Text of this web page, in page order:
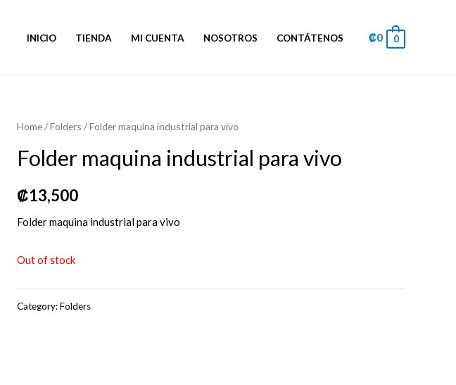
INICIO TIENDA MI CUENTA NOSOTROS CONTÁTENOS ₡0 0
Home/Folders / Folder maquina industrial para vivo
Folder maquina industrial para vivo
₡13,500
Folder maquina industrial para vivo
Out of stock
Category:Folders